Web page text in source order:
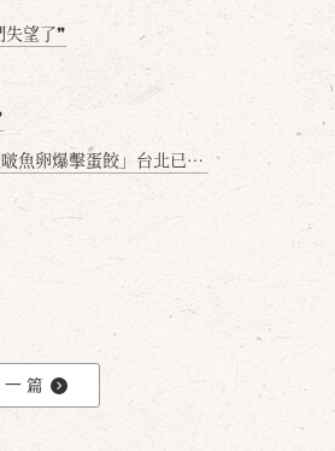
望了❞
顆，最後名額門前隱味只留給你！🥟💥
一篇